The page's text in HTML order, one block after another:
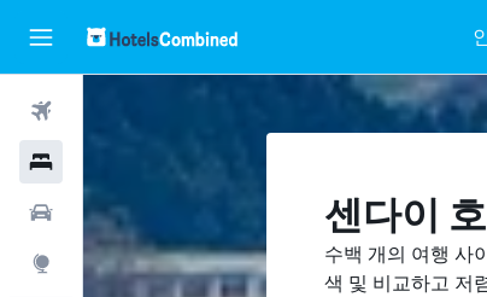
렌터카
둘러보기
센다이
수백 개의 여행 사
색 및 비교하고 저